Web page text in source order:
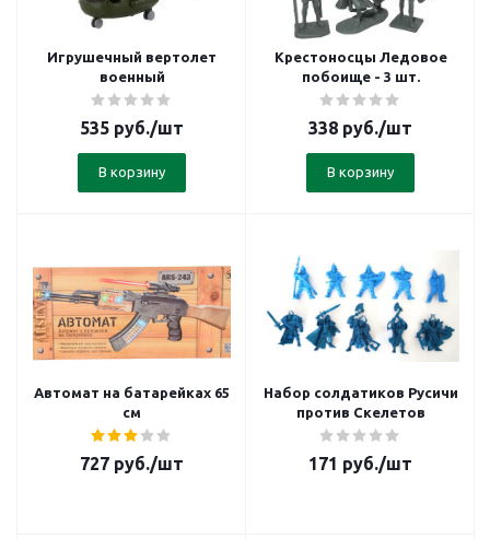
Игрушечный вертолет
военный
535 руб./шт
В корзину
Крестоносцы Ледовое
побоище - 3 шт.
338 руб./шт
В корзину
Автомат на батарейках 65
см
727 руб./шт
Набор солдатиков Русичи
против Скелетов
171 руб./шт